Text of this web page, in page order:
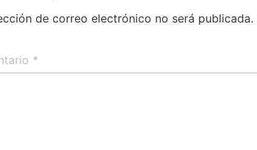
de correo electrónico no será publicada.
*